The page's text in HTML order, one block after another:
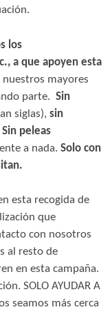
los
a que apoyen esta
mayores
parte. Sin
siglas), sin
peleas
a nada. Solo con
esta recogida de
que
con nosotros
al resto de
en esta campaña.
SOLO AYUDAR A
seamos más cerca